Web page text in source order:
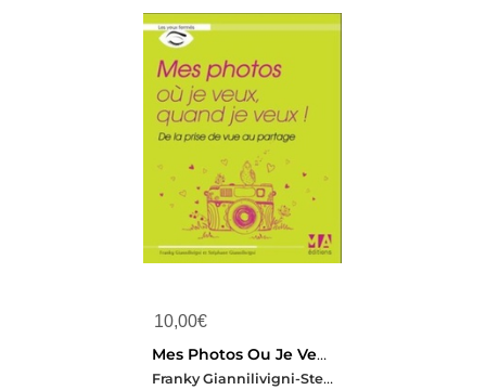
10,00€
Mes Photos Ou Je Veux, Quand Je Veux ! De La Prise De Vue Au Partage
Franky Giannilivigni-Stephane Giannilivigni